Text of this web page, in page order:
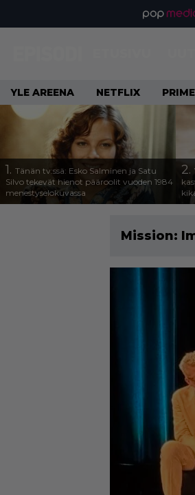
YLE AREENA NETFLIX
1. Tänän tv:ssä: Esko Salminen ja Satu
Silvo tekevät hienot pääroolit vuoden 1984
menestyselokuvassa
2.
Mission: